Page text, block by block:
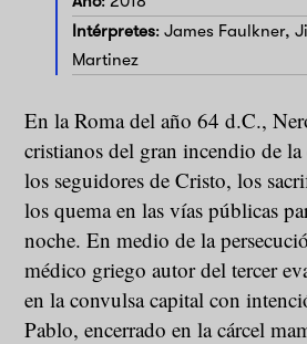
Intérpretes: James Faulkner,
Martinez
En la Roma del año 64 d.C.,
cristianos del gran incendio de
los seguidores de Cristo, los
los quema en las vías públicas
noche. En medio de la
médico griego autor del tercer
en la convulsa capital con
Pablo, encerrado en la cárcel